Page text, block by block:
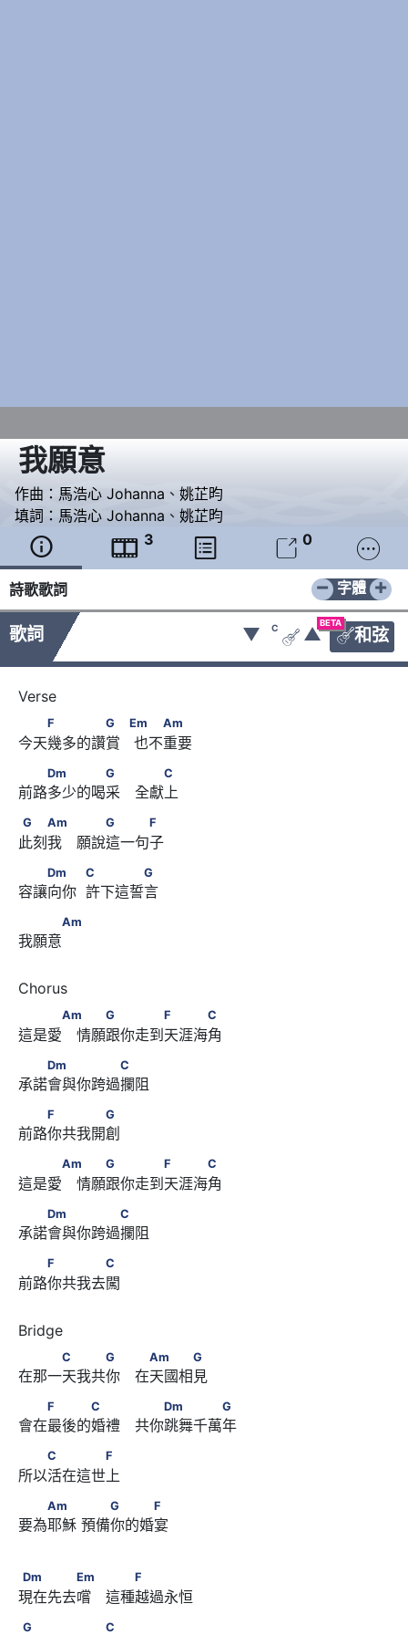
我願意
作曲： 馬浩心 Johanna 、 姚芷昀
填詞： 馬浩心 Johanna 、 姚芷昀
  3   0 
詩歌歌詞 − +
字體
歌詞
BETA
和弦
▼ C
 ▲
F　　　　G　            Em      　　Am
F G Em Am
今天幾多的讚賞   也不重要
Dm　　　　G　 　　C
Dm G C
前路多少的喝采　全獻上
G　　Am　 　　G　　　F
G Am G F
此刻我　願說這一句子
Dm　　            C　　　　G
Dm C G
容讓向你  許下這誓言
Am
Am
我願意
Am 　　G　　　　F　　　C
Am G F C
這是愛　情願跟你走到天涯海角
Dm　　　　　C
Dm C
承諾會與你跨過攔阻
F　　　　G
F G
前路你共我開創
Am 　　G　　　　F　　　C
Am G F C
這是愛　情願跟你走到天涯海角
Dm　　　　　C
Dm C
承諾會與你跨過攔阻
F　　　　C
F C
前路你共我去闖
C　　　G　 　Am　　　G
C G Am G
在那一天我共你　在天國相見
F　　　C　　 　　Dm　　　　G
F C Dm G
會在最後的婚禮　共你跳舞千萬年
C　　　　F
C F
所以活在這世上
Am　　      　　G　　　F
Am G F
要為耶穌 預備你的婚宴
Dm　　　　Em　 　　F
Dm Em F
現在先去嚐　這種越過永恒
G　　　　　　C
G C